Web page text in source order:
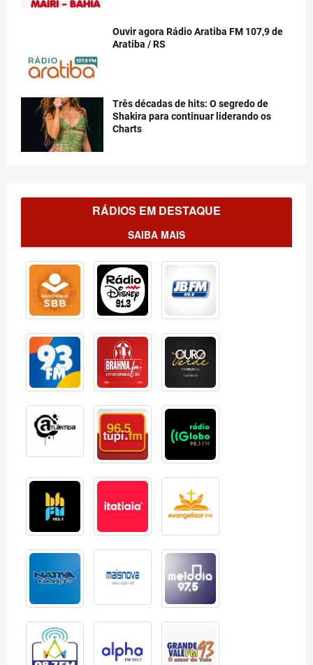
Ouvir agora Rádio Aratiba FM 107,9 de
Aratiba / RS
Três décadas de hits: O segredo de
Shakira para continuar liderando os
Charts
RÁDIOS EM DESTAQUE
SAIBA MAIS